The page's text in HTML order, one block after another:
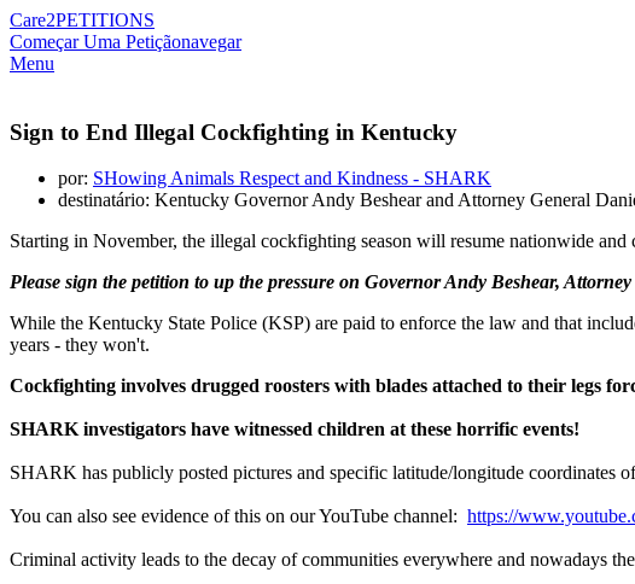
Care2PETITIONS
Começar Uma Petiçãonavegar
Menu
Sign to End Illegal Cockfighting in Kentucky
por: SHowing Animals Respect and Kindness - SHARK
destinatário: Kentucky Governor Andy Beshear and Attorney General
Starting in November, the illegal cockfighting season will resume nationwide
Please sign the petition to up the pressure on Governor Andy Beshear,
While the Kentucky State Police (KSP) are paid to enforce the law and that
years - they won't.
Cockfighting involves drugged roosters with blades attached to their legs
SHARK investigators have witnessed children at these horrific events!
SHARK has publicly posted pictures and specific latitude/longitude coordinates
You can also see evidence of this on our YouTube channel: https://
Criminal activity leads to the decay of communities everywhere and nowadays